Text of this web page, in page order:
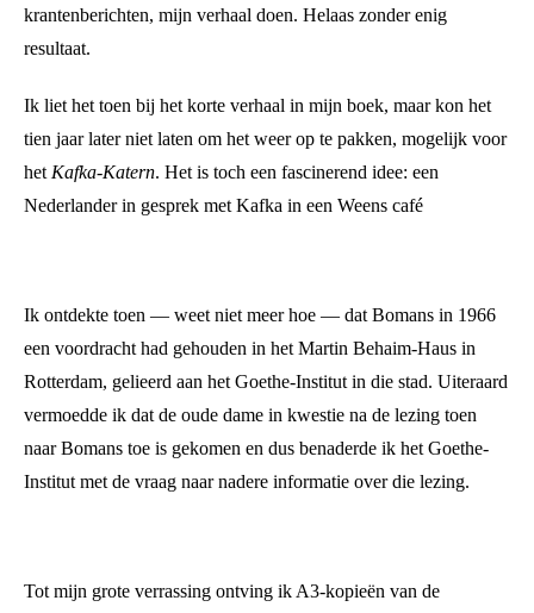
krantenberichten, mijn verhaal doen. Helaas zonder enig
resultaat.
Ik liet het toen bij het korte verhaal in mijn boek, maar kon het
tien jaar later niet laten om het weer op te pakken, mogelijk voor
het Kafka-Katern. Het is toch een fascinerend idee: een
Nederlander in gesprek met Kafka in een Weens café
Ik ontdekte toen — weet niet meer hoe — dat Bomans in 1966
een voordracht had gehouden in het Martin Behaim-Haus in
Rotterdam, gelieerd aan het Goethe-Institut in die stad. Uiteraard
vermoedde ik dat de oude dame in kwestie na de lezing toen
naar Bomans toe is gekomen en dus benaderde ik het Goethe-
Institut met de vraag naar nadere informatie over die lezing.
Tot mijn grote verrassing ontving ik A3-kopieën van de